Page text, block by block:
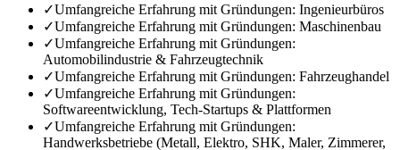
✓Umfangreiche Erfahrung mit Gründungen: Ingenieurbüros
✓Umfangreiche Erfahrung mit Gründungen: Maschinenbau
✓Umfangreiche Erfahrung mit Gründungen:
Automobilindustrie & Fahrzeugtechnik
✓Umfangreiche Erfahrung mit Gründungen: Fahrzeughandel
✓Umfangreiche Erfahrung mit Gründungen:
Softwareentwicklung, Tech-Startups & Plattformen
✓Umfangreiche Erfahrung mit Gründungen:
Handwerksbetriebe (Metall, Elektro, SHK, Maler, Zimmerer,